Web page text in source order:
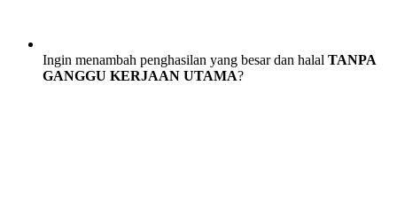
Ingin menambah penghasilan yang besar dan halal TANPA
GANGGU KERJAAN UTAMA?